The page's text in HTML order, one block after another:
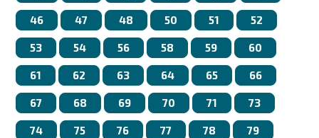
46 47 48 50 51 52
53 54 56 58 59 60
61 62 63 64 65 66
67 68 69 70 71 73
74 75 76 77 78 79